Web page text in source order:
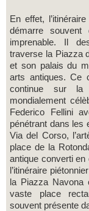
En effet, l’itinéraire le plus utilisé par les hordes de touristes,
démarre
imprenable. Il
traverse la Piazza
et son palais du
arts antiques. Ce
continue sur la
mondialement
Federico Fellini
pénétrant dans les
Via del Corso,
place de la
antique converti en
l’itinéraire
la Piazza Navona
vaste place
souvent présente